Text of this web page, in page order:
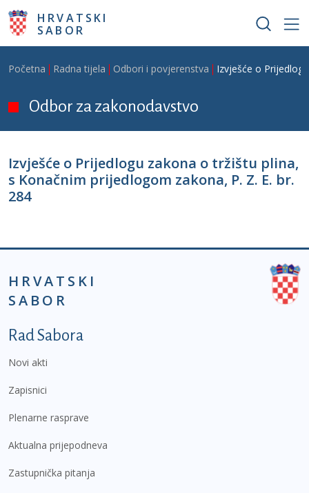
Skoči na glavni sadržaj
HRVATSKI
SABOR
Breadcrumb
Početna Radna tijela Odbori i povjerenstva Izvješće o
Odbor za zakonodavstvo
Izvješće o Prijedlogu zakona o tržištu plina,
s Konačnim prijedlogom zakona, P. Z. E. br.
284
HRVATSKI
SABOR
Podnožje prvi izbornik
Rad Sabora
Novi akti
Zapisnici
Plenarne rasprave
Aktualna prijepodneva
Zastupnička pitanja